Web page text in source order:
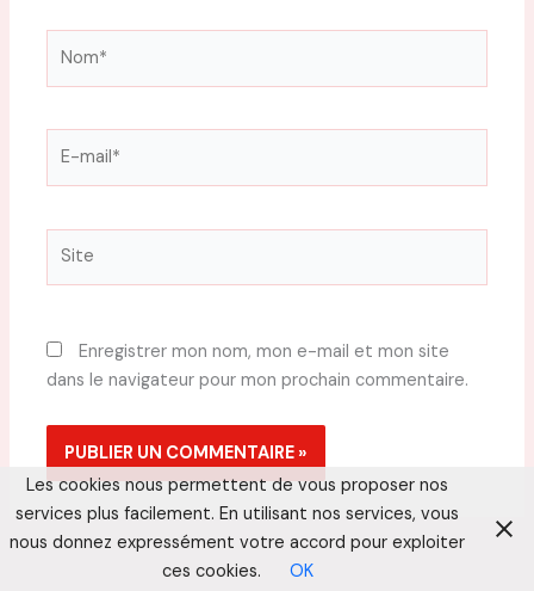
mail*
Enregistrer mon nom, mon e-mail et mon site
dans le navigateur pour mon prochain commentaire.
Les cookies nous permettent de vous proposer nos
services plus facilement. En utilisant nos services, vous
nous donnez expressément votre accord pour exploiter
ces cookies.
OK